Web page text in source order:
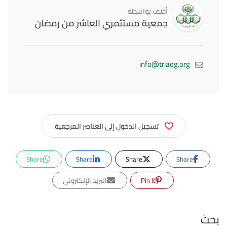
أضف بواسطة
جمعية مستثمري العاشر من رمضان
info@triaeg.org
تسجيل الدخول إلى العناصر المرجعية
Share
Share
Share
Share
Pin It
البريد الإلكتروني
بحث